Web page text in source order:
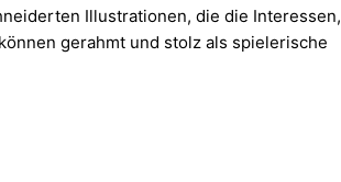
Illustrationen, die die Interessen,
gerahmt und stolz als spielerische